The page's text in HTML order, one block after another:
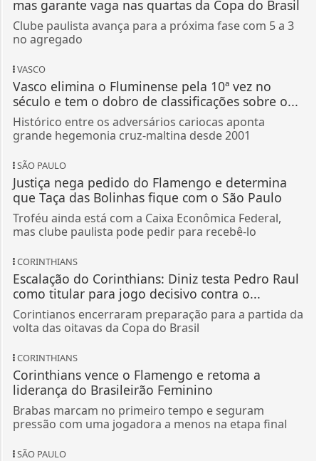
VASCO
Vasco elimina o Fluminense pela 10ª vez no
século e tem o dobro de classificações sobre o...
Histórico entre os adversários cariocas aponta
grande hegemonia cruz-maltina desde 2001
SÃO PAULO
Justiça nega pedido do Flamengo e determina
que Taça das Bolinhas fique com o São Paulo
Troféu ainda está com a Caixa Econômica Federal,
mas clube paulista pode pedir para recebê-lo
CORINTHIANS
Escalação do Corinthians: Diniz testa Pedro Raul
como titular para jogo decisivo contra o...
Corintianos encerraram preparação para a partida da
volta das oitavas da Copa do Brasil
CORINTHIANS
Corinthians vence o Flamengo e retoma a
liderança do Brasileirão Feminino
Brabas marcam no primeiro tempo e seguram
pressão com uma jogadora a menos na etapa final
SÃO PAULO
De Calleri a transfer ban: veja tudo o que o São
Paulo tem para resolver nesta semana
Clube mira pendências antes de voltar aos jogos, no